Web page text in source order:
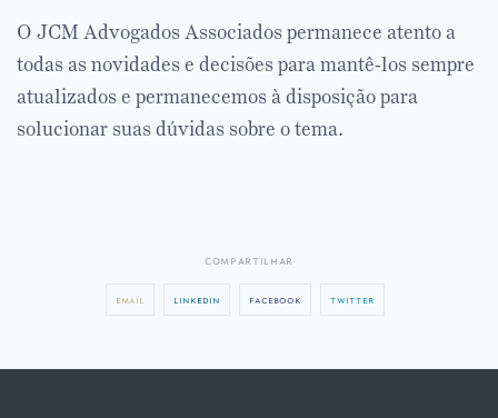
O JCM Advogados Associados permanece atento a
todas as novidades e decisões para mantê-los sempre
atualizados e permanecemos à disposição para
solucionar suas dúvidas sobre o tema.
compartilhar
email linkedin facebook twitter